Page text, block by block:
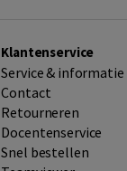
Klantenservice
Service & informatie
Contact
Retourneren
Docentenservice
Snel bestellen